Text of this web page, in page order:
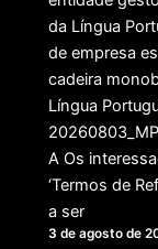
da Língua
de empresa
cadeira
Língua
A Os
‘Termos de
a ser
3 de agosto de